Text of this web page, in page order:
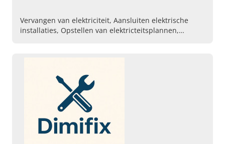
Vervangen van elektriciteit, Aansluiten elektrische
installaties, Opstellen van elektricteitsplannen,